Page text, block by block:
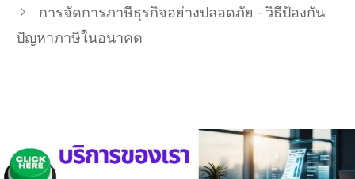
การจัดการภาษีธุรกิจอย่างปลอดภัย – วิธีป้องกัน
ปัญหาภาษีในอนาคต